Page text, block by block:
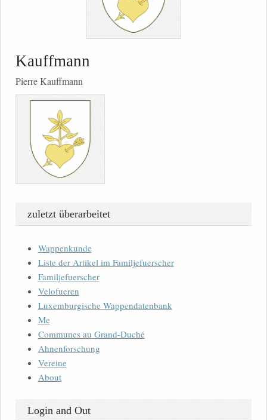
Kauffmann
Pierre Kauffmann
zuletzt überarbeitet
Wappenkunde
Liste der Artikel im Familjefuerscher
Familjefuerscher
Velofueren
Luxemburgische Wappendatenbank
Me
Communes au Grand-Duché
Ahnenforschung
Vereine
About
Login and Out